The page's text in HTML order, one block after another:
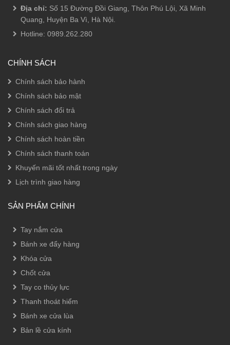
Địa chỉ: Số 15 Đường Đồi Giang, Thôn Phú Lội, Xã Minh
Quang, Huyện Ba Vì, Hà Nội.
Hotline: 0989.262.280
CHÍNH SÁCH
Chính sách bảo hành
Chính sách bảo mật
Chính sách đổi trả
Chính sách giao hàng
Chính sách hoàn tiền
Chính sách thanh toán
Khuyến mãi tốt nhất trong ngày
Lịch trình giao hàng
SẢN PHẨM CHÍNH
Tay nắm cửa
Bánh xe đẩy hàng
Khóa cửa
Chốt cửa
Tay co thủy lực
Thanh thoát hiểm
Bánh xe cửa lùa
Bản lề cửa kính